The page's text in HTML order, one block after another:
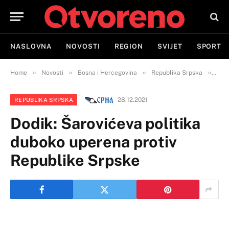
NASLOVNA NOVOSTI REGION SVIJET SPORT
Home » Novosti » Bosna i Hercegovina » Republika Srpska »
REPUBLIKA SRPSKA 28.12.2021
Dodik: Šarovićeva politika
duboko uperena protiv
Republike Srpske